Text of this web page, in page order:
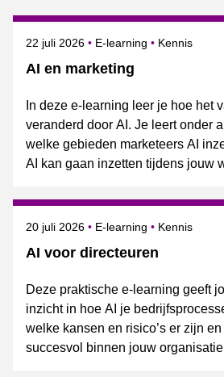
AI en marketing
Gepubliceerd op
22 juli 2026 E-learning Onderwerpen
Kennis
In deze e-learning leer je hoe het
veranderd door AI. Je leert onder
welke gebieden marketeers AI
AI kan gaan inzetten tijdens jouw
AI voor directeuren
Gepubliceerd op
20 juli 2026 E-learning Onderwerpen
Kennis
Deze praktische e-learning geeft
inzicht in hoe AI je
welke kansen en risico’s er zijn en
succesvol binnen jouw